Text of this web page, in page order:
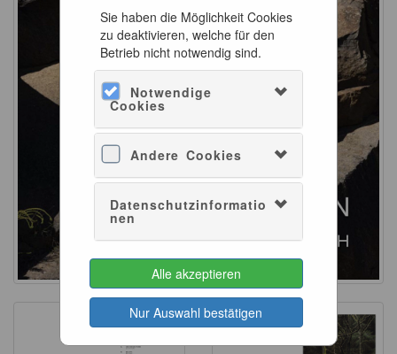
Sie haben die Möglichkeit Cookies
zu deaktivieren, welche für den
Betrieb nicht notwendig sind.
Notwendige
Cookies
Andere Cookies
Datenschutzinformatio
nen
Alle akzeptieren
Nur Auswahl bestätigen